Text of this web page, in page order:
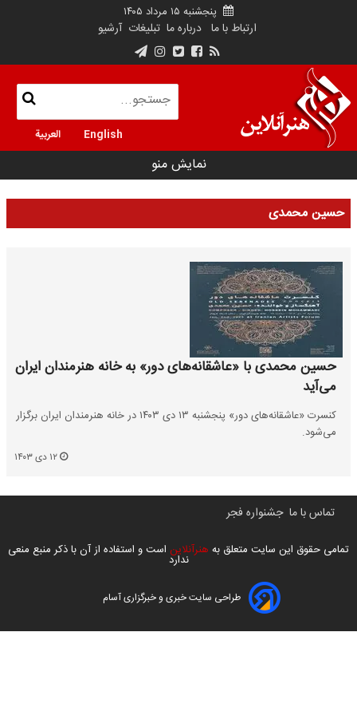
پنجشنبه ۱۵ مرداد ۱۴۰۵
ارتباط با ما درباره ما تبلیغات آرشیو
English العربية
نمایش منو
حسین محمدی
حسین محمدی با «عاشقانه‌های دور» به خانه هنرمندان ایران
می‌آید
کنسرت «عاشقانه‌های دور» پنجشنبه ۱۳ دی ۱۴۰۳ در خانه هنرمندان ایران برگزار
می‌شود.
تماس با ما جشنواره فجر
تمامی حقوق این سایت متعلق به هنرآنلاین است و استفاده از آن با ذکر منبع منعی
ندارد
طراحی سایت خبری و خبرگزاری آسام